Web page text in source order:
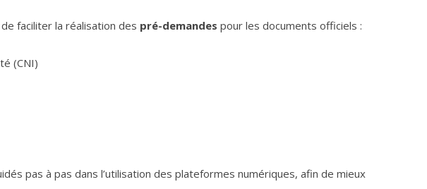
faciliter la réalisation des pré-demandes pour les documents officiels :
(CNI)
pas à pas dans l’utilisation des plateformes numériques, afin de mieux